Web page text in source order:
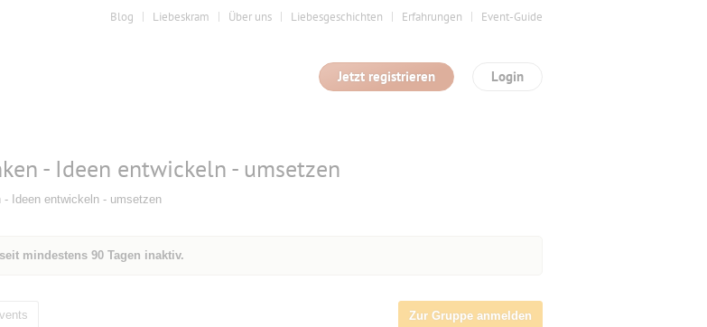
Blog Liebeskram Über uns Liebesgeschichten Erfahrungen Event-Guide
Login
Jetzt registrieren
- Ideen entwickeln - umsetzen
- Ideen entwickeln - umsetzen
mindestens 90 Tagen inaktiv.
Zur Gruppe anmelden